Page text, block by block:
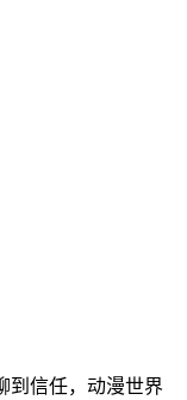
到信任，动漫世界